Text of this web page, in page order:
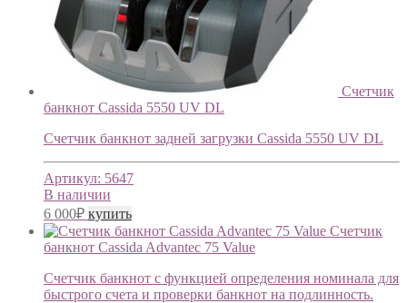
Счетчик
банкнот Cassida 5550 UV DL
Счетчик банкнот задней загрузки Cassida 5550 UV DL
Артикул: 5647
В наличии
6 000₽ купить
Счетчик
банкнот Cassida Advantec 75 Value
Счетчик банкнот с функцией определения номинала для
быстрого счета и проверки банкнот на подлинность.